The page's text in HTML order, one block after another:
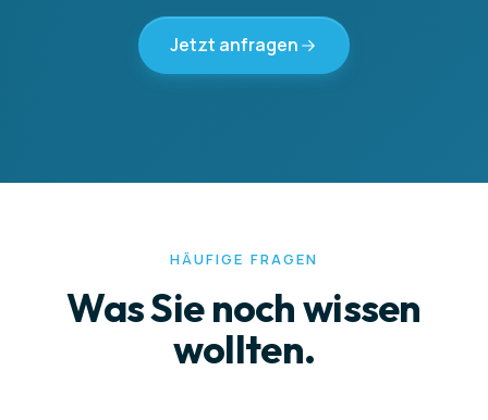
Jetzt anfragen
HÄUFIGE FRAGEN
Was Sie noch wissen
wollten.